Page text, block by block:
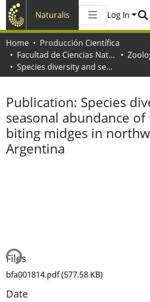
Naturalis
All of
Log In
Home
Producción Científica
Facultad de Ciencias Naturales y Museo
Species diversity and seasonal abundance of Culicoides biting midges in northwestern Argentina
Publication: Species
seasonal abundance of
biting midges in
Argentina
Files
bfa001814.pdf(577.58 KB)
Date